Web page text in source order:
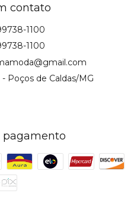
contato
1100
1100
- Poços de Caldas/MG
pagamento